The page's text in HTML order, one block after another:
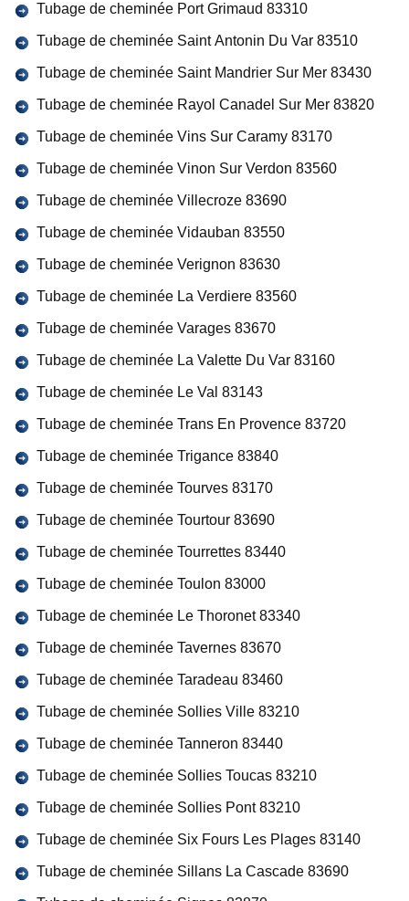
Tubage de cheminée Port Grimaud 83310
Tubage de cheminée Saint Antonin Du Var 83510
Tubage de cheminée Saint Mandrier Sur Mer 83430
Tubage de cheminée Rayol Canadel Sur Mer 83820
Tubage de cheminée Vins Sur Caramy 83170
Tubage de cheminée Vinon Sur Verdon 83560
Tubage de cheminée Villecroze 83690
Tubage de cheminée Vidauban 83550
Tubage de cheminée Verignon 83630
Tubage de cheminée La Verdiere 83560
Tubage de cheminée Varages 83670
Tubage de cheminée La Valette Du Var 83160
Tubage de cheminée Le Val 83143
Tubage de cheminée Trans En Provence 83720
Tubage de cheminée Trigance 83840
Tubage de cheminée Tourves 83170
Tubage de cheminée Tourtour 83690
Tubage de cheminée Tourrettes 83440
Tubage de cheminée Toulon 83000
Tubage de cheminée Le Thoronet 83340
Tubage de cheminée Tavernes 83670
Tubage de cheminée Taradeau 83460
Tubage de cheminée Sollies Ville 83210
Tubage de cheminée Tanneron 83440
Tubage de cheminée Sollies Toucas 83210
Tubage de cheminée Sollies Pont 83210
Tubage de cheminée Six Fours Les Plages 83140
Tubage de cheminée Sillans La Cascade 83690